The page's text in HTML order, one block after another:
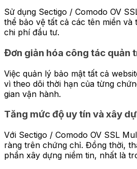
Sử dụng Sectigo / Comodo OV
thể bảo vệ tất cả các tên miền
chi phí đầu tư.
Đơn giản hóa công tác quản
Việc quản lý bảo mật tất cả
vì theo dõi thời hạn của từng
gian vận hành.
Tăng mức độ uy tín và xây
Với Sectigo / Comodo OV SSL
ràng trên chứng chỉ. Đồng thời,
phần xây dựng niềm tin, nhất là